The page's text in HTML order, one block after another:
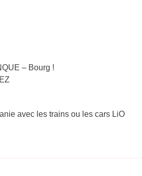
– Bourg !
avec les trains ou les cars LiO